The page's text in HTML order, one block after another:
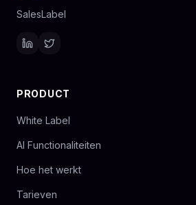
SalesLabel
PRODUCT
White Label
AI Functionaliteiten
Hoe het werkt
Tarieven